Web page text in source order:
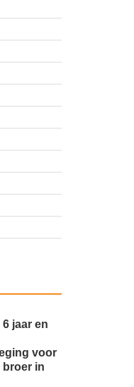
jaar en
voor
in